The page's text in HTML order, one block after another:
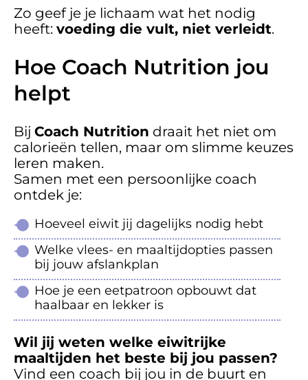
Zo geef je je lichaam wat het nodig
heeft: voeding die vult, niet verleidt.
Hoe Coach Nutrition jou
helpt
Bij Coach Nutrition draait het niet om
calorieën tellen, maar om slimme keuzes
leren maken.
Samen met een persoonlijke coach
ontdek je:
Hoeveel eiwit jij dagelijks nodig hebt
Welke vlees- en maaltijdopties passen
bij jouw afslankplan
Hoe je een eetpatroon opbouwt dat
haalbaar en lekker is
Wil jij weten welke eiwitrijke
maaltijden het beste bij jou passen?
Vind een coach bij jou in de buurt en